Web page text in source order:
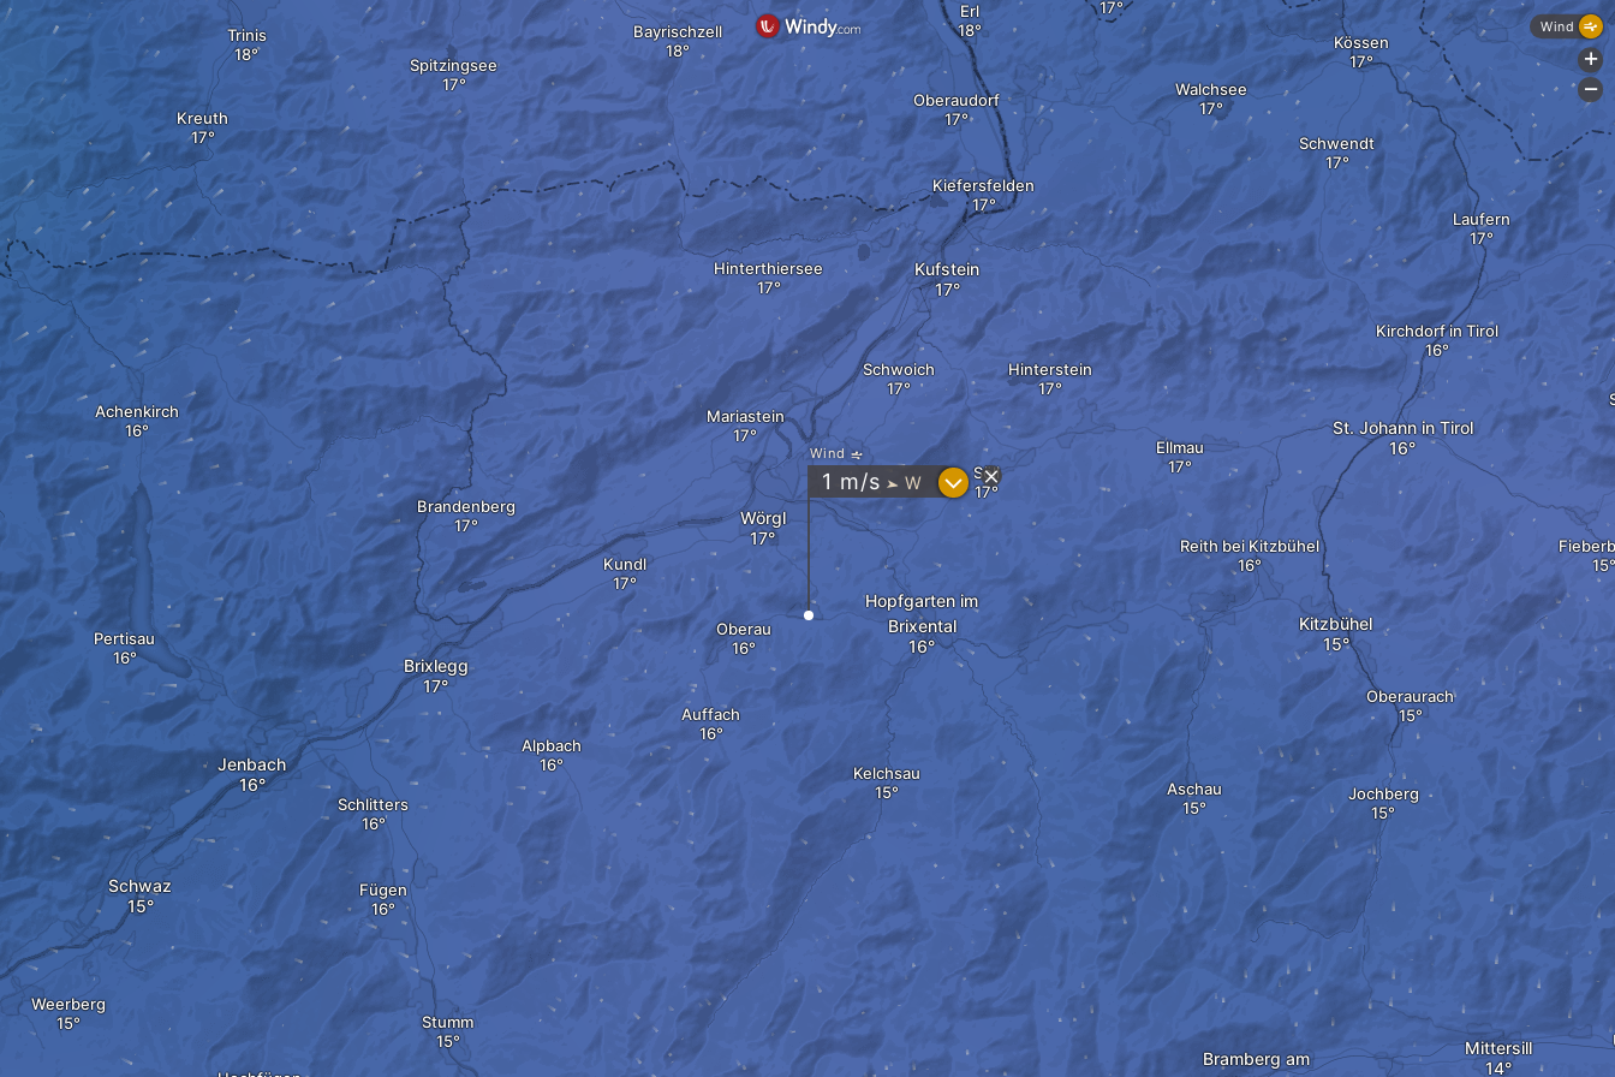
Kundl
Auffach
Wörgl
Oberau
Ellmau
Hopfgarten im
Brixental
Söll
Mariastein
Hinterthiersee Kufstein
Schwoich
Kiefersfelden
Hinterstein
Kelchsau
Brixlegg
Brandenberg
Alpbach
Oberaurach
Kitzbühel
Reith bei Kitzbühel
St. Johann in Tirol
Kirchdorf in Tirol
Laufern
Schwendt
Fügen
Stumm
Schlitters
Jochberg
Aschau
Bayrischzell
Oberaudorf
Erl
Spitzingsee
Walchsee
Kössen
Pertisau
Bramberg am
Achenkirch
Jenbach
Weerberg
Schwaz
Mittersill
Trinis
Kreuth
Wind
1 m/s " W ?
Wind
+
-